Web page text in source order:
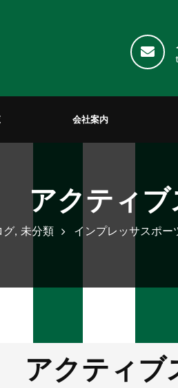
会社案内
アクティ
グ, 未分類 インプレッサスポ
アクティブ